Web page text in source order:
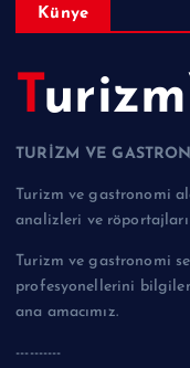
Künye
TURİZM VE
Turizm ve gastronomi
analizleri ve
Turizm ve gastronomi
profesyonellerini
ana amacımız.
----------